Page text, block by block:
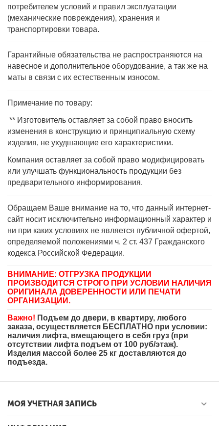
потребителем условий и правил эксплуатации
(механические повреждения), хранения и
транспортировки товара.
Гарантийные обязательства не распространяются на
навесное и дополнительное оборудование, а так же на
маты в связи с их естественным износом.
Примечание по товару:
** Изготовитель оставляет за собой право вносить
изменения в конструкцию и принципиальную схему
изделия, не ухудшающие его характеристики.
Компания оставляет за собой право модифицировать
или улучшать функциональность продукции без
предварительного информирования.
Обращаем Ваше внимание на то, что данный интернет-
сайт носит исключительно информационный характер и
ни при каких условиях не является публичной офертой,
определяемой положениями ч. 2 ст. 437 Гражданского
кодекса Российской Федерации.
ВНИМАНИЕ: ОТГРУЗКА ПРОДУКЦИИ
ПРОИЗВОДИТСЯ СТРОГО ПРИ УСЛОВИИ НАЛИЧИЯ
ОРИГИНАЛА ДОВЕРЕННОСТИ ИЛИ ПЕЧАТИ
ОРГАНИЗАЦИИ.
Важно! Подъем до двери, в квартиру, любого
заказа, осуществляется БЕСПЛАТНО при условии:
наличия лифта, вмещающего в себя груз (при
отсутствии лифта подъем от 100 руб/этаж).
Изделия массой более 25 кг доставляются до
подъезда.
МОЯ УЧЕТНАЯ ЗАПИСЬ